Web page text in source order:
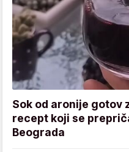
Sok od aronije gotov
recept koji se
Beograda